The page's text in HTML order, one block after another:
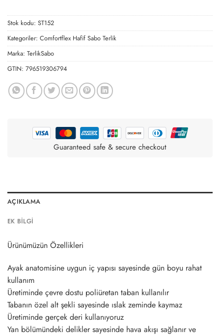
Stok kodu: ST152
Kategoriler: Comfortflex Hafif Sabo Terlik
Marka: TerlikSabo
GTIN: 796519306794
Guaranteed safe & secure checkout
AÇIKLAMA
EK BILGI
Ürünümüzün Özellikleri
Ayak anatomisine uygun iç yapısı sayesinde gün boyu rahat
kullanım
Üretiminde çevre dostu poliüretan taban kullanılır
Tabanın özel alt şekli sayesinde ıslak zeminde kaymaz
Üretiminde gerçek deri kullanıyoruz
Yan bölümündeki delikler sayesinde hava akışı sağlanır ve